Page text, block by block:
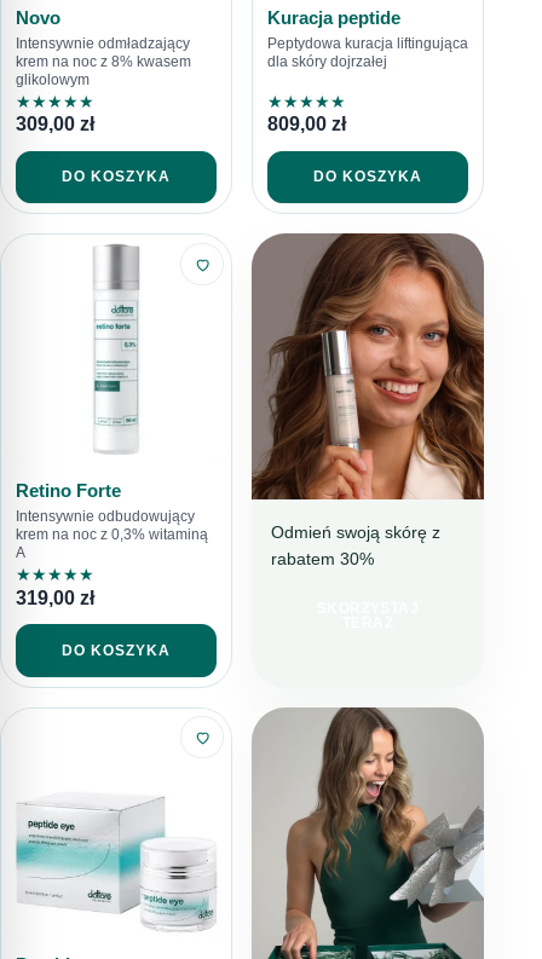
Novo
Intensywnie odmładzający
krem na noc z 8% kwasem
glikolowym
★★★★★
309,00 zł
DO KOSZYKA
Kuracja peptide
Peptydowa kuracja liftingująca
dla skóry dojrzałej
★★★★★
809,00 zł
DO KOSZYKA
Retino Forte
Intensywnie odbudowujący
krem na noc z 0,3% witaminą
A
★★★★★
319,00 zł
DO KOSZYKA
NAWILŻENIE I
Odmień swoją skórę z
rabatem 30%